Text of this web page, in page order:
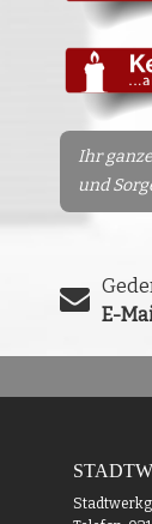
Ihr
und
E-